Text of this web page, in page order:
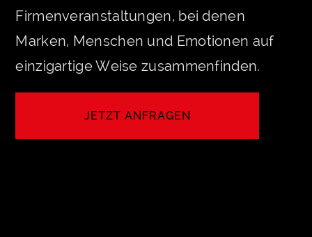
Firmenveranstaltungen, bei denen
Marken, Menschen und Emotionen auf
einzigartige Weise zusammenfinden.
JETZT ANFRAGEN